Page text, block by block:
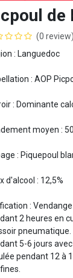
de
(0 review)
: Languedoc
: AOP
: Dominante
moyen :
: Piquepoul
d'alcool : 12,5%
:
2 heures en
5-6 jours
pendant 12 à